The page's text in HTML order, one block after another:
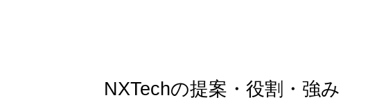
NXTechの提案・役割・強み